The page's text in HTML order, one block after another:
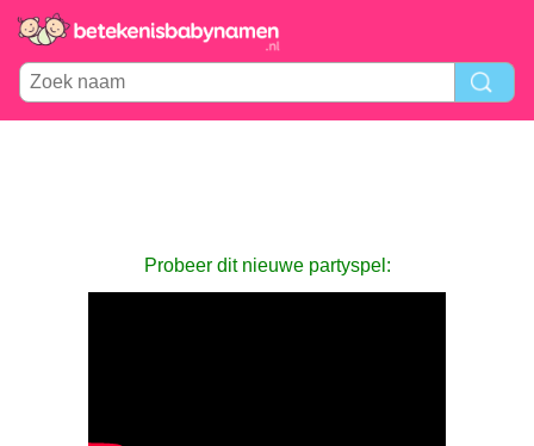
Probeer dit nieuwe partyspel: